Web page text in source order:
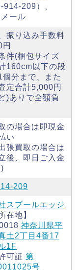
914-209）、
ール
振り込み手数料
円
件(梱包サイズ
160cm以下の段
個分まで、また
定合計5,000円
)ありで全額負
の場合は即現金
い
張買取の場合は
後、即日ご入金
209
スプールエッジ
在地】
神奈川県平
土2丁目4番17
1F
可証 第
号